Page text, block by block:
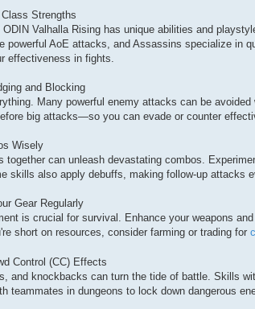
Strengths
Valhalla Rising has unique abilities and
powerful AoE attacks, and Assassins specialize in
effectiveness in fights.
and Blocking
Many powerful enemy attacks can be
big attacks—so you can evade or counter
Wisely
together can unleash devastating combos.
skills also apply debuffs, making follow-up attacks
Gear Regularly
is crucial for survival. Enhance your weapons
short on resources, consider farming or trading for
Control (CC) Effects
and knockbacks can turn the tide of battle. Skills
teammates in dungeons to lock down dangerous